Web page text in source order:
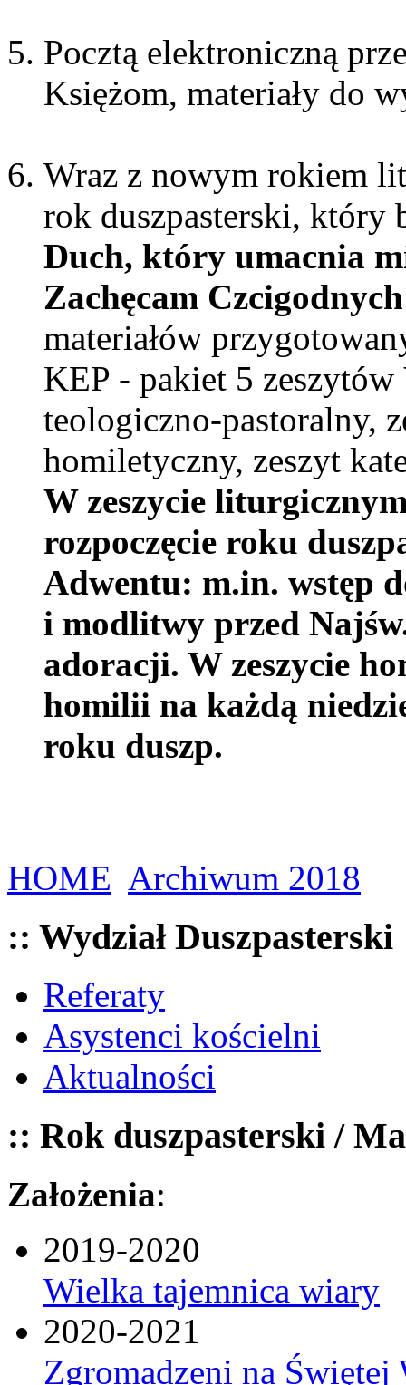
Pocztą elektroniczną
Księżom, materiały do
Wraz z nowym rokiem
rok duszpasterski, który
Duch, który umacnia
Zachęcam
materiałów
KEP - pakiet 5 zeszytów
teologiczno-pastoralny,
homiletyczny, zeszyt
W zeszycie
rozpoczęcie roku
Adwentu: m.in. wstęp
i modlitwy przed
adoracji. W zeszycie
homilii na każdą
roku duszp.
HOME Archiwum 2018
:: Wydział Duszpasterski
Referaty
Asystenci kościelni
Aktualności
:: Rok duszpasterski /
Założenia:
2019-2020
Wielka tajemnica wiary
2020-2021
Zgromadzeni na Świętej